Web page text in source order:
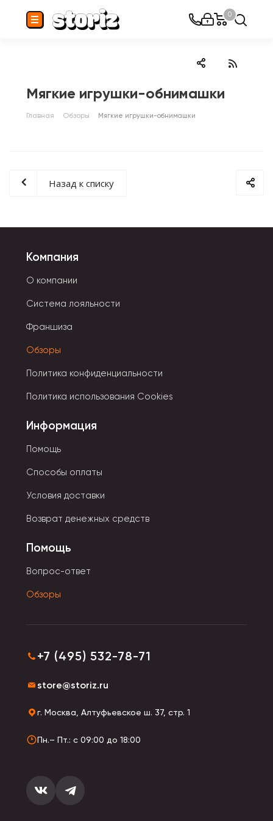
0
Мягкие игрушки-обнимашки
Главная Обзоры Мягкие игрушки-обнимашки
Назад к списку
Компания
О компании
Система лояльности
Франшиза
Обзоры
Политика конфиденциальности
Политика использования Cookies
Информация
Помощь
Способы оплаты
Условия доставки
Возврат денежных средств
Помощь
Вопрос-ответ
Обзоры
+7 (495) 532-78-71
store@storiz.ru
г. Москва, Алтуфьевское ш. 37, стр. 1
Пн.– Пт.: с 09:00 до 18:00